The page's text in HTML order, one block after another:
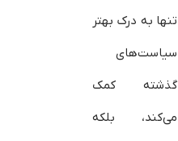
تنها به درک بهتر
سیاست‌های
گذشته کمک
می‌کند، بلکه